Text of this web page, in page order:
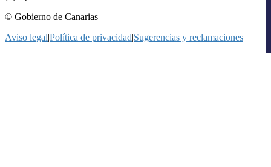
© Gobierno de Canarias
Aviso legal|Política de privacidad|Sugerencias y reclamaciones